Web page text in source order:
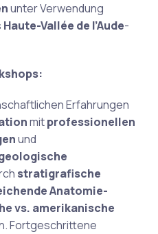
unter Verwendung
Haute-Vallée de l’Aude-
Erfahrungen
mitprofessionellen
und
stratigrafische
Anatomie-
vs. amerikanische
Fortgeschrittene